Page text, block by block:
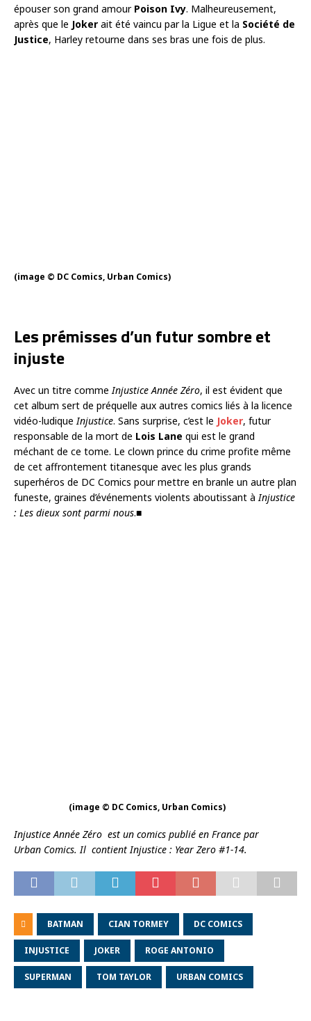
épouser son grand amour Poison Ivy. Malheureusement,
après que le Joker ait été vaincu par la Ligue et la Société de
Justice, Harley retourne dans ses bras une fois de plus.
(image © DC Comics, Urban Comics)
Les prémisses d’un futur sombre et
injuste
Avec un titre comme Injustice Année Zéro, il est évident que
cet album sert de préquelle aux autres comics liés à la licence
vidéo-ludique Injustice. Sans surprise, c’est le Joker, futur
responsable de la mort de Lois Lane qui est le grand
méchant de ce tome. Le clown prince du crime profite même
de cet affrontement titanesque avec les plus grands
superhéros de DC Comics pour mettre en branle un autre plan
funeste, graines d’événements violents aboutissant à Injustice
: Les dieux sont parmi nous.■
(image © DC Comics, Urban Comics)
Injustice Année Zéro est un comics publié en France par
Urban Comics. Il contient Injustice : Year Zero #1-14.
BATMAN CIAN TORMEY DC COMICS
INJUSTICE JOKER ROGE ANTONIO
SUPERMAN TOM TAYLOR URBAN COMICS